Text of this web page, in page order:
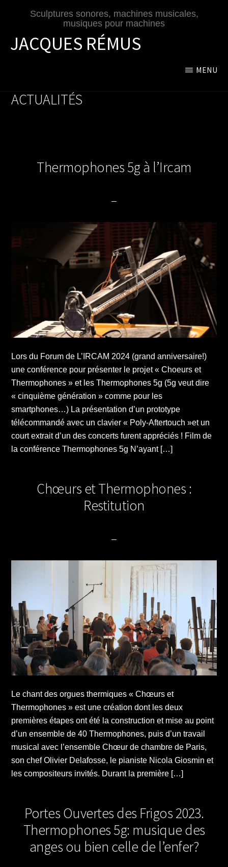
principal
Sculptures sonores, machines musicales,
musiques pour machines
JACQUES RÉMUS
MENU
ACTUALITÉS
Thermophones 5g à l’Ircam
Lors du Forum de L’IRCAM 2024 (grand anniversaire!)
une conférence pour présenter le projet « Choeurs et
Thermophones » et les Thermophones 5g (5g veut dire
« cinquième génération » comme pour les
smartphones…) La présentation d’un prototype
télécommandé avec un clavier « Poly-Aftertouch »et un
court extrait d’un des concerts furent appréciés ! Film de
la conférence Thermophones 5g N’ayant […]
Chœurs et Thermophones :
Restitution
Le chant des orgues thermiques « Chœurs et
Thermophones » est une création dont les deux
premières étapes ont été la construction et mise au point
d’un ensemble de 40 Thermophones, puis d’un travail
musical avec l’ensemble Chœur de chambre de Paris,
son chef Olivier Delafosse, le pianiste Nicola Giosmin et
les compositeurs invités. Durant la première […]
Portes Ouvertes des Frigos 2023.
Thermophones 5g: musique des
anges ou bien celle de l’enfer?